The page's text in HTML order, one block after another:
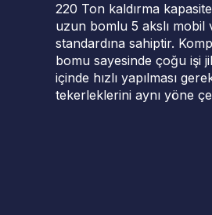
220 Ton kaldırma
uzun bomlu 5 akslı mobil
standardına sahiptir.
bomu sayesinde çoğu işi
içinde hızlı yapılması
tekerleklerini aynı yöne